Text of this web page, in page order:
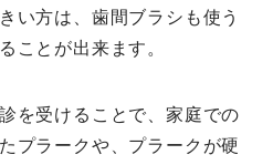
い方は、歯間ブラシも使う
ことが出来ます。
を受けることで、家庭での
プラークや、プラークが硬